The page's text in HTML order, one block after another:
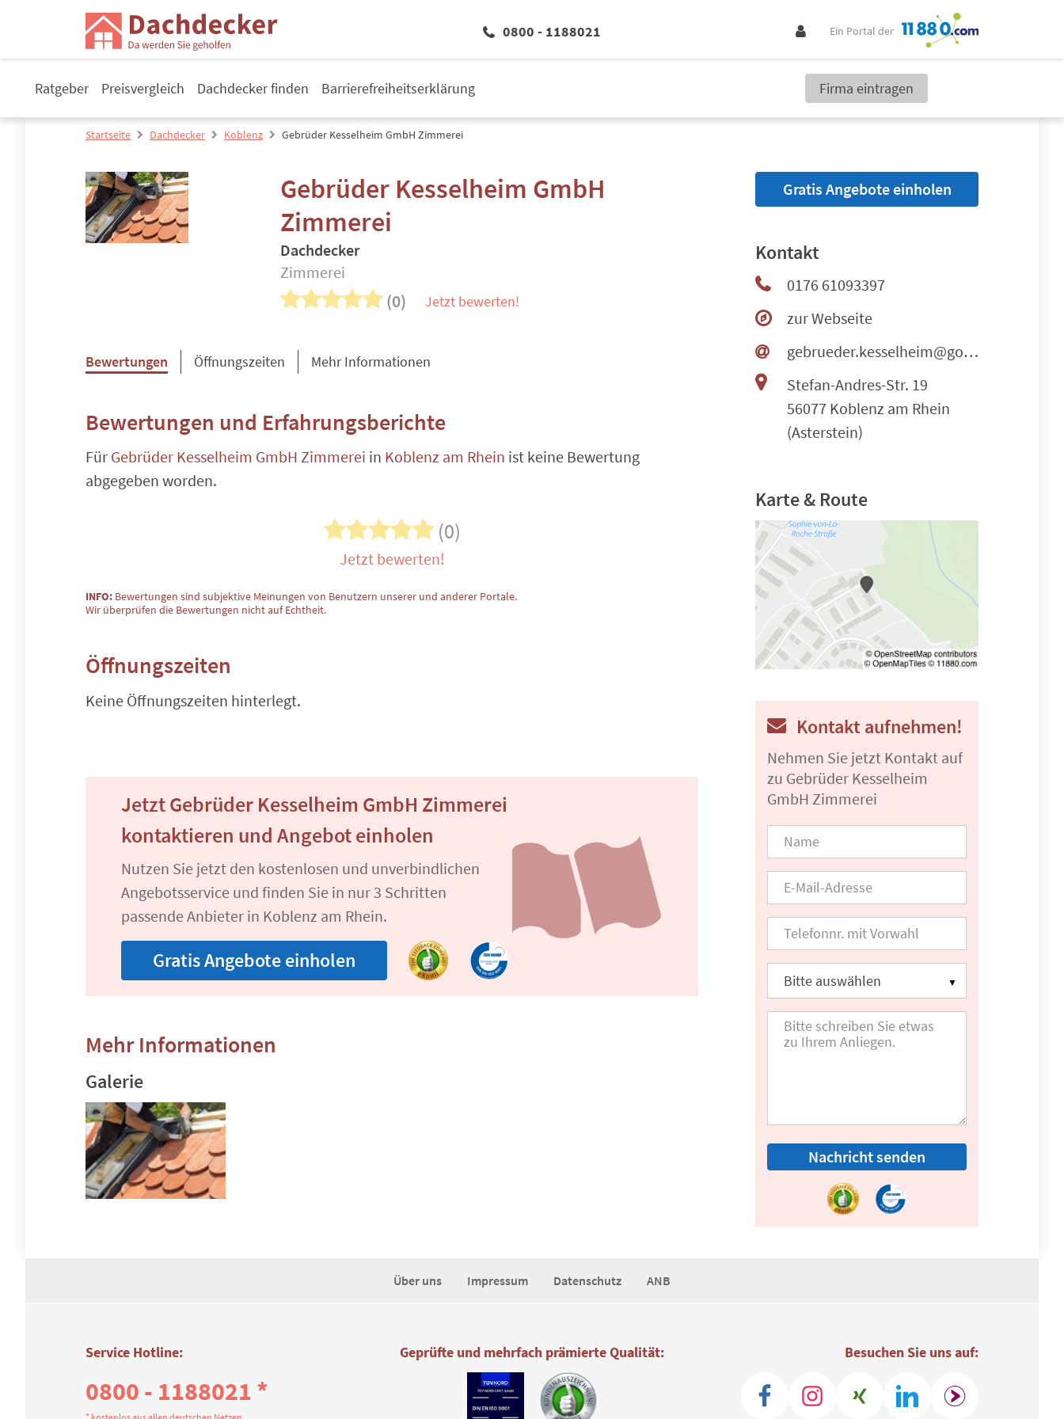
0800 - 1188021 Ein Portal der
Ratgeber Preisvergleich Dachdecker finden Barrierefreiheitserklärung Firma eintragen
Startseite Dachdecker Koblenz Gebrüder Kesselheim GmbH Zimmerei
Gebrüder Kesselheim GmbH
Zimmerei
Dachdecker
Zimmerei
(0) Jetzt bewerten!
Bewertungen Öffnungszeiten Mehr Informationen
Bewertungen und Erfahrungsberichte
Für Gebrüder Kesselheim GmbH Zimmerei in Koblenz am Rhein ist keine Bewertung
abgegeben worden.
(0)
Jetzt bewerten!
INFO: Bewertungen sind subjektive Meinungen von Benutzern unserer und anderer Portale.
Wir überprüfen die Bewertungen nicht auf Echtheit.
Öffnungszeiten
Keine Öffnungszeiten hinterlegt.
Jetzt Gebrüder Kesselheim GmbH Zimmerei
kontaktieren und Angebot einholen
Nutzen Sie jetzt den kostenlosen und unverbindlichen
Angebotsservice und finden Sie in nur 3 Schritten
passende Anbieter in Koblenz am Rhein.
Gratis Angebote einholen
Mehr Informationen
Galerie
Gratis Angebote einholen
Kontakt
0176 61093397
zur Webseite
gebrueder.kesselheim@googlemail.com
Stefan-Andres-Str. 19
56077 Koblenz am Rhein
(Asterstein)
Karte & Route
Kontakt aufnehmen!
Nehmen Sie jetzt Kontakt auf
zu Gebrüder Kesselheim
GmbH Zimmerei
Nachricht senden
Über uns Impressum Datenschutz ANB
Service Hotline:
0800 - 1188021 *
Besuchen Sie uns auf:
Geprüfte und mehrfach prämierte Qualität: